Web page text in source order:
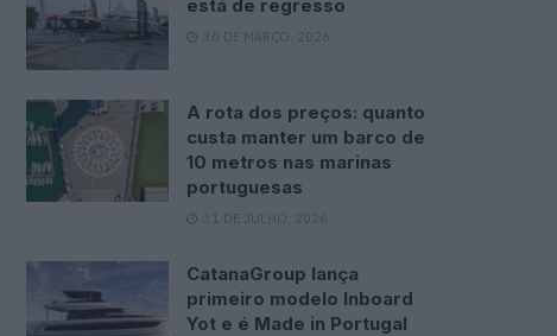
está de regresso
30 DE MARÇO, 2026
A rota dos preços: quanto
custa manter um barco de
10 metros nas marinas
portuguesas
31 DE JULHO, 2026
CatanaGroup lança
primeiro modelo Inboard
Yot e é Made in Portugal